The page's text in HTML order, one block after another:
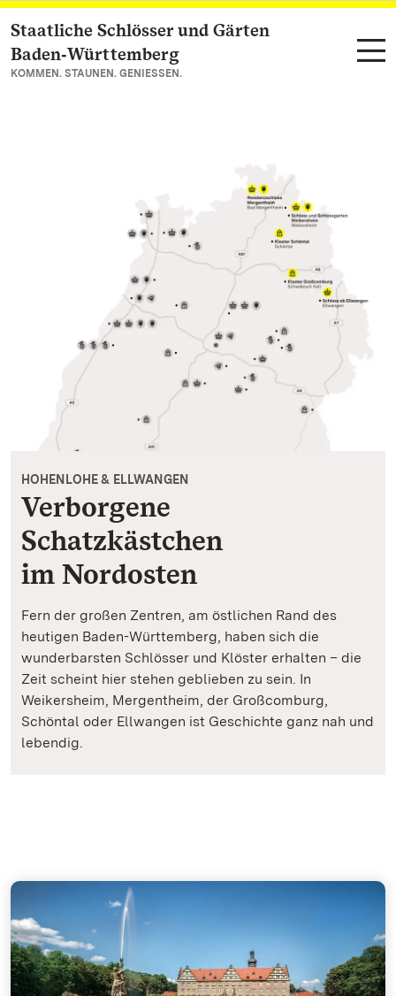
Zum Hauptinhalt springen
Staatliche Schlösser und Gärten
Baden‑Württemberg
KOMMEN. STAUNEN. GENIESSEN.
HOHENLOHE & ELLWANGEN
Verborgene
Schatzkästchen
im Nordosten
Fern der großen Zentren, am östlichen Rand des
heutigen Baden-Württemberg, haben sich die
wunderbarsten Schlösser und Klöster erhalten – die
Zeit scheint hier stehen geblieben zu sein. In
Weikersheim, Mergentheim, der Großcomburg,
Schöntal oder Ellwangen ist Geschichte ganz nah und
lebendig.